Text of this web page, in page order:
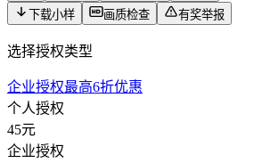
下载小样
画质检查 有奖举报
选择授权类型
企业授权最高6折优惠
个人授权
45元
企业授权